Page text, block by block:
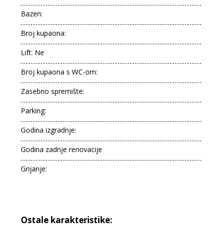
Bazen:
Broj kupaona:
Lift: Ne
Broj kupaona s WC-om:
Zasebno spremište:
Parking:
Godina izgradnje:
Godina zadnje renovacije
Grijanje:
Ostale karakteristike: